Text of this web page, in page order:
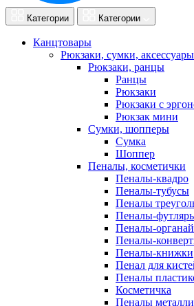
Категории Категории
Канцтовары
Рюкзаки, сумки, аксессуары
Рюкзаки, ранцы
Ранцы
Рюкзаки
Рюкзаки с
Рюкзак мини
Сумки, шопперы
Сумка
Шоппер
Пеналы, косметички
Пеналы-квадро
Пеналы-тубусы
Пеналы
Пеналы-
Пеналы-
Пеналы-
Пеналы-книжки
Пенал для
Пеналы
Косметичка
Пеналы